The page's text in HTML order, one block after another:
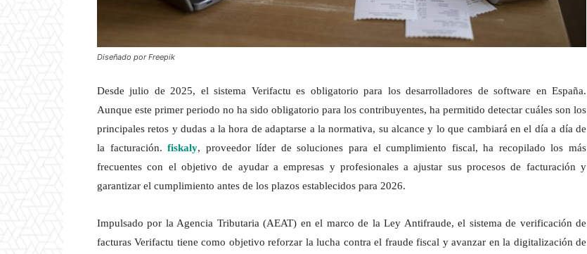
Diseñado por Freepik
Desde julio de 2025, el sistema Verifactu es obligatorio para los desarrolladores de software en España.
Aunque este primer periodo no ha sido obligatorio para los contribuyentes, ha permitido detectar cuáles son los
principales retos y dudas a la hora de adaptarse a la normativa, su alcance y lo que cambiará en el día a día de
la facturación.fiskaly, proveedor líder de soluciones para el cumplimiento fiscal, ha recopilado los más
frecuentes con el objetivo de ayudar a empresas y profesionales a ajustar sus procesos de facturación y
garantizar el cumplimiento antes de los plazos establecidos para 2026.
Impulsado por la Agencia Tributaria (AEAT) en el marco de la Ley Antifraude, el sistema de verificación de
facturas Verifactu tiene como objetivo reforzar la lucha contra el fraude fiscal y avanzar en la digitalización de